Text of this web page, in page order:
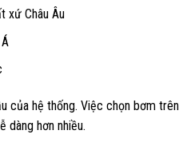
xứ Châu Âu
của hệ thống. Việc chọn bơm trên
dàng hơn nhiều.